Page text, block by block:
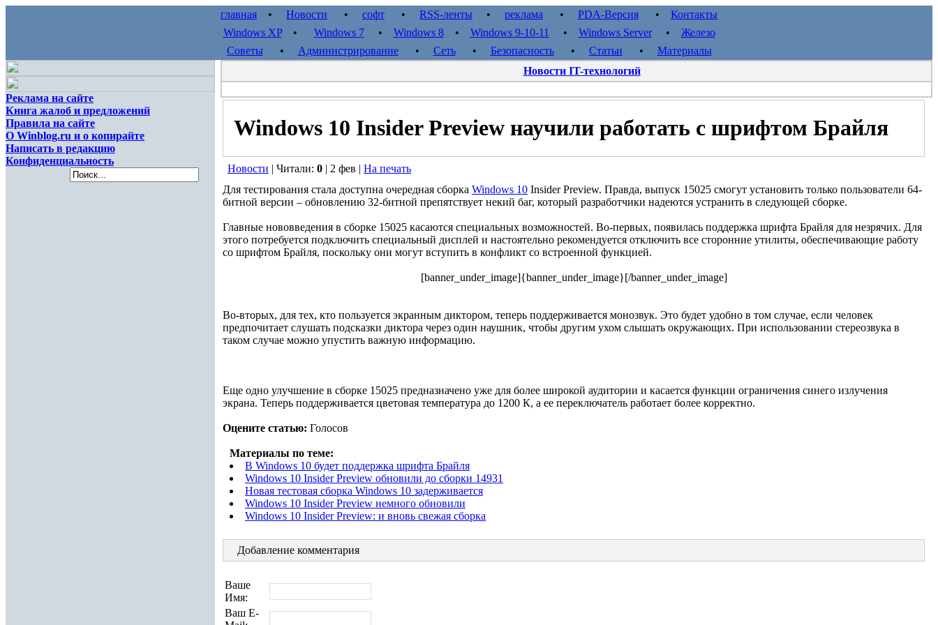
главная • Новости • софт • RSS-ленты • реклама • PDA-Версия • Контакты
Windows XP• Windows 7• Windows 8• Windows 9-10-11 • Windows Server• Железо
Советы • Администрирование• Сеть• Безопасность• Статьи • Материалы
Реклама на сайте
Книга жалоб и предложений
Правила на сайте
О Winblog.ru и о копирайте
Написать в редакцию
Конфиденциальность
Новости IT-технологий
Windows 10 Insider Preview научили работать с шрифтом Брайля
Новости | Читали: 0 | 2 фев | На печать
Для тестирования стала доступна очередная сборка Windows 10 Insider Preview. Правда, выпуск 15025 смогут установить только пользователи 64-
битной версии – обновлению 32-битной препятствует некий баг, который разработчики надеются устранить в следующей сборке.
Главные нововведения в сборке 15025 касаются специальных возможностей. Во-первых, появилась поддержка шрифта Брайля для незрячих. Для
этого потребуется подключить специальный дисплей и настоятельно рекомендуется отключить все сторонние утилиты, обеспечивающие работу
со шрифтом Брайля, поскольку они могут вступить в конфликт со встроенной функцией.
[banner_under_image]{banner_under_image}[/banner_under_image]
Во-вторых, для тех, кто пользуется экранным диктором, теперь поддерживается монозвук. Это будет удобно в том случае, если человек
предпочитает слушать подсказки диктора через один наушник, чтобы другим ухом слышать окружающих. При использовании стереозвука в
таком случае можно упустить важную информацию.
Еще одно улучшение в сборке 15025 предназначено уже для более широкой аудитории и касается функции ограничения синего излучения
экрана. Теперь поддерживается цветовая температура до 1200 К, а ее переключатель работает более корректно.
Оцените статью: Голосов
Материалы по теме:
В Windows 10 будет поддержка шрифта Брайля
Windows 10 Insider Preview обновили до сборки 14931
Новая тестовая сборка Windows 10 задерживается
Windows 10 Insider Preview немного обновили
Windows 10 Insider Preview: и вновь свежая сборка
Добавление комментария
Ваше
Имя:
Ваш E-